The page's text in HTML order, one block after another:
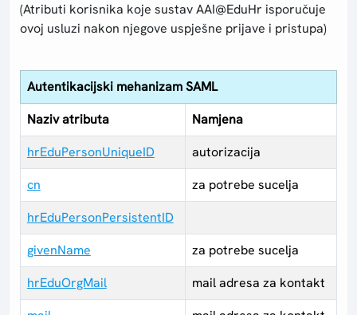
(Atributi korisnika koje sustav AAI@EduHr isporučuje
ovoj usluzi nakon njegove uspješne prijave i pristupa)
Autentikacijski mehanizam SAML
Naziv atributa
Namjena
hrEduPersonUniqueID
autorizacija
cn
za potrebe sucelja
hrEduPersonPersistentID
givenName
za potrebe sucelja
hrEduOrgMail
mail adresa za kontakt